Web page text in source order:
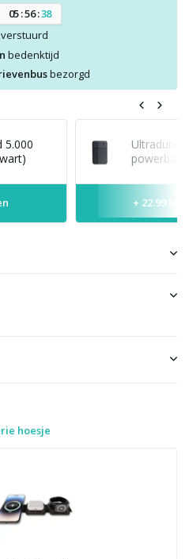
05:56:38
verstuurd
bedenktijd
bezorgd
5.000
+ 22.99
hoesje